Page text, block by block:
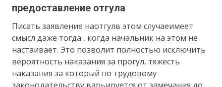
предоставление отгула
Писать заявление наотгулв этом случаеимеет
смысл даже тогда , когда начальник на этом не
настаивает. Это позволит полностью исключить
вероятность наказания за прогул, тяжесть
наказания за который по трудовому